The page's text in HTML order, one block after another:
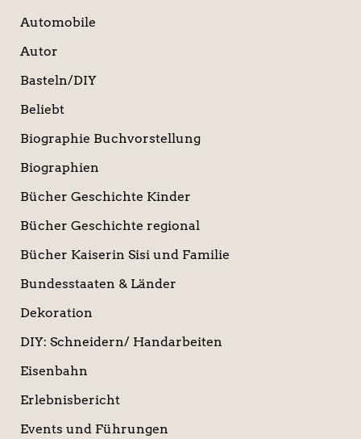
Automobile
Autor
Basteln/DIY
Beliebt
Biographie Buchvorstellung
Biographien
Bücher Geschichte Kinder
Bücher Geschichte regional
Bücher Kaiserin Sisi und Familie
Bundesstaaten & Länder
Dekoration
DIY: Schneidern/ Handarbeiten
Eisenbahn
Erlebnisbericht
Events und Führungen